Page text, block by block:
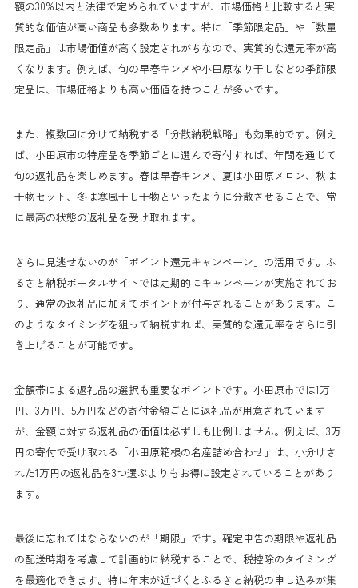
額の30%以内と法律で定められていますが、市場価格と比較すると実
質的な価値が高い商品も多数あります。特に「季節限定品」や「数量
限定品」は市場価値が高く設定されがちなので、実質的な還元率が高
くなります。例えば、旬の早春キンメや小田原なり干しなどの季節限
定品は、市場価格よりも高い価値を持つことが多いです。
また、複数回に分けて納税する「分散納税戦略」も効果的です。例え
ば、小田原市の特産品を季節ごとに選んで寄付すれば、年間を通じて
旬の返礼品を楽しめます。春は早春キンメ、夏は小田原メロン、秋は
干物セット、冬は寒風干し干物といったように分散させることで、常
に最高の状態の返礼品を受け取れます。
さらに見逃せないのが「ポイント還元キャンペーン」の活用です。ふ
るさと納税ポータルサイトでは定期的にキャンペーンが実施されてお
り、通常の返礼品に加えてポイントが付与されることがあります。こ
のようなタイミングを狙って納税すれば、実質的な還元率をさらに引
き上げることが可能です。
金額帯による返礼品の選択も重要なポイントです。小田原市では1万
円、3万円、5万円などの寄付金額ごとに返礼品が用意されています
が、金額に対する返礼品の価値は必ずしも比例しません。例えば、3万
円の寄付で受け取れる「小田原箱根の名産詰め合わせ」は、小分けさ
れた1万円の返礼品を3つ選ぶよりもお得に設定されていることがあり
ます。
最後に忘れてはならないのが「期限」です。確定申告の期限や返礼品
の配送時期を考慮して計画的に納税することで、税控除のタイミング
を最適化できます。特に年末が近づくとふるさと納税の申し込みが集